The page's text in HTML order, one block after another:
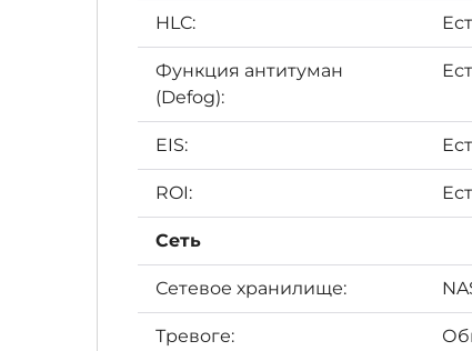
HLC:
Функция антитуман
(Defog):
EIS:
ROI:
Сеть
Сетевое хранилище:
Тревоге: